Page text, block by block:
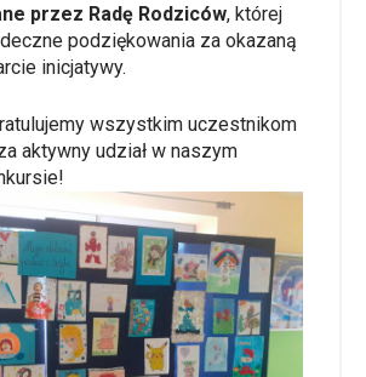
przez Radę Rodziców, której
podziękowania za okazaną
inicjatywy.
wszystkim uczestnikom
aktywny udział w naszym